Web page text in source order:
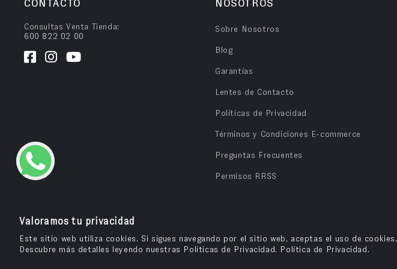
Valoramos tu privacidad
Este sitio web utiliza cookies. Si sigues navegando por el sitio web, aceptas el uso de cookies.
Descubre más detalles leyendo nuestras Políticas de Privacidad.
Política de Privacidad.
CONTACTO
Consultas Venta Tienda:
600 822 02 00
NOSOTROS
Sobre Nosotros
Blog
Garantías
Lentes de Contacto
Políticas de Privacidad
Términos y Condiciones E-commerce
Preguntas Frecuentes
Permisos RRSS
© 2026OPV Chile– Cuida tu salud visual y compra tus anteojos en OPV Chile.